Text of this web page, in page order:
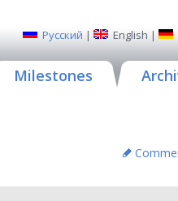
Русский | English |
Milestones